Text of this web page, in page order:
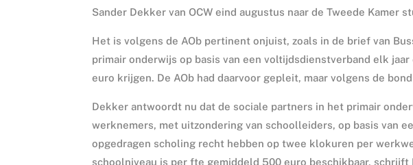
Sander Dekker van OCW eind augustus naar de Tweede Kamer
Het is volgens de AOb pertinent onjuist, zoals in de brief van
primair onderwijs op basis van een voltijdsdienstverband elk
euro krijgen. De AOb had daarvoor gepleit, maar volgens de
Dekker antwoordt nu dat de sociale partners in het primair
werknemers, met uitzondering van schoolleiders, op basis van
opgedragen scholing recht hebben op twee klokuren per
schoolniveau is per fte gemiddeld 500 euro beschikbaar, schrijft